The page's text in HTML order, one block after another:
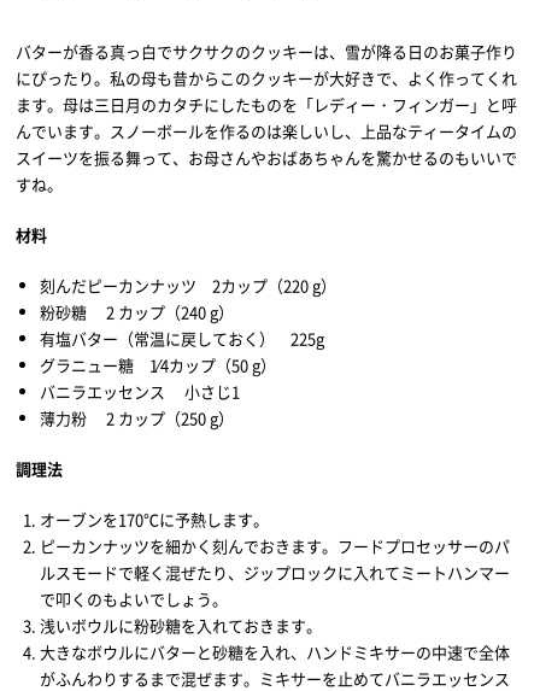
バターが香る真っ白でサクサクのクッキーは、雪が降る日のお菓子作り
にぴったり。私の母も昔からこのクッキーが大好きで、よく作ってくれ
ます。母は三日月のカタチにしたものを「レディー・フィンガー」と呼
んでいます。スノーボールを作るのは楽しいし、上品なティータイムの
スイーツを振る舞って、お母さんやおばあちゃんを驚かせるのもいいで
すね。
材料
刻んだピーカンナッツ 2カップ（220 g）
粉砂糖 2 カップ（240 g）
有塩バター（常温に戻しておく） 225g
グラニュー糖 1⁄4カップ（50 g）
バニラエッセンス 小さじ1
薄力粉 2 カップ（250 g）
調理法
オーブンを170℃に予熱します。
ピーカンナッツを細かく刻んでおきます。フードプロセッサーのパ
ルスモードで軽く混ぜたり、ジップロックに入れてミートハンマー
で叩くのもよいでしょう。
浅いボウルに粉砂糖を入れておきます。
大きなボウルにバターと砂糖を入れ、ハンドミキサーの中速で全体
がふんわりするまで混ぜます。ミキサーを止めてバニラエッセンス